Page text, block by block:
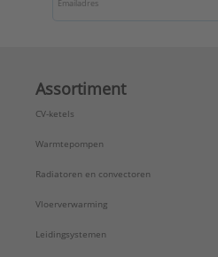
Assortiment
CV-ketels
Warmtepompen
Radiatoren en convectoren
Vloerverwarming
Leidingsystemen